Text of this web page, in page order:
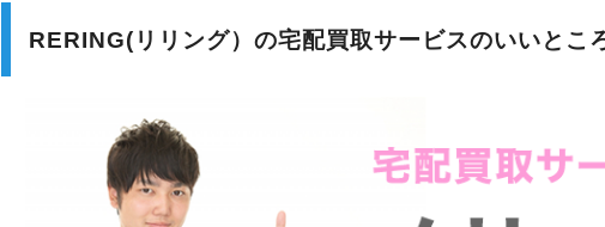
RERING(リリング）の宅配買取サービスのいいとこ